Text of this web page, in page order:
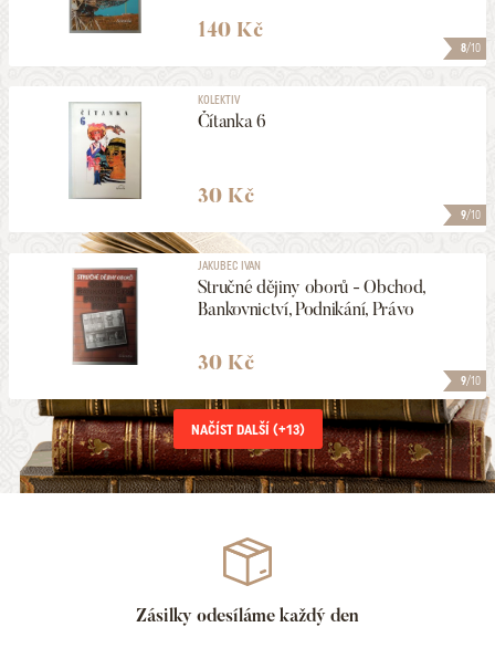
8/10
140 Kč
9/10
KOLEKTIV
Čítanka 6
30 Kč
9/10
JAKUBEC IVAN
Stručné dějiny oborů - Obchod,
Bankovnictví, Podnikání, Právo
30 Kč
NAČÍST DALŠÍ (+13)
Zásilky odesíláme každý den